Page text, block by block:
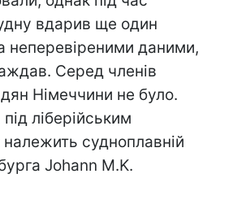
вдарив ще один
неперевіреними даними,
Серед членів
Німеччини не було.
ліберійським
судноплавній
Johann M.K.